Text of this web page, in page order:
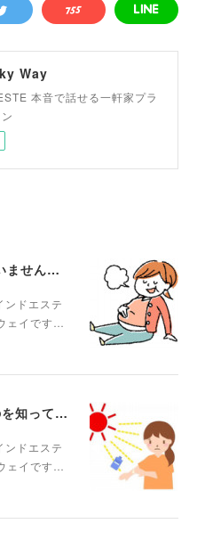
Way
本音で話せる一軒家プラ
いつも食べ過ぎてしまう方いませんか？
ンドエステ
ェイです…
日焼け止めには2種類あるのを知っていますか？
ンドエステ
ェイです…